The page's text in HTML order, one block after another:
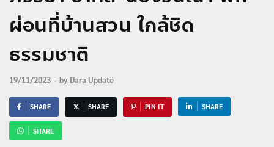
ผ่อนที่บ้านสวน ใกล้ชิด
ธรรมชาติ
19/11/2023 - by Dara Update
SHARE SHARE PIN IT SHARE
SHARE